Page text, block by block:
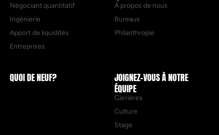
Négociant quantitatif
Ingénierie
Apport de liquidités
Entreprises
À propos de nous
Bureaux
Philanthropie
QUOI DE NEUF?
JOIGNEZ-VOUS À NOTRE
ÉQUIPE
Carrières
Culture
Stage